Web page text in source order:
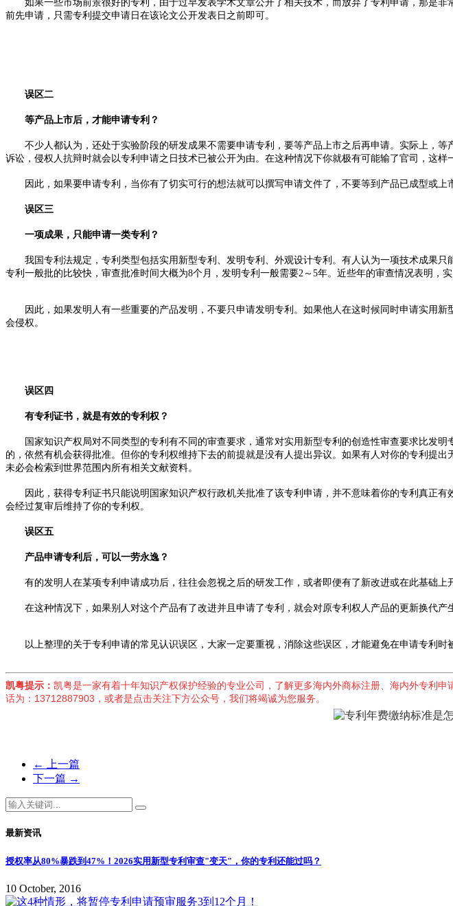
如果一些市场前景很好的专利，由于过早发表学术文章公开了相关技术，而放弃了专利申请，那是非
前先申请，只需专利提交申请日在该论文公开发表日之前即可。
误区二
等产品上市后，才能申请专利？
不少人都认为，还处于实验阶段的研发成果不需要申请专利，要等产品上市之后再申请。实际上，等
诉讼，侵权人抗辩时就会以专利申请之日技术已被公开为由。在这种情况下你就极有可能输了官司，这样
因此，如果要申请专利，当你有了切实可行的想法就可以撰写申请文件了，不要等到产品已成型或上
误区三
一项成果，只能申请一类专利？
我国专利法规定，专利类型包括实用新型专利、发明专利、外观设计专利。有人认为一项技术成果只
专利一般批的比较快，审查批准时间大概为8个月，发明专利一般需要2～5年。近些年的审查情况表明，
因此，如果发明人有一些重要的产品发明，不要只申请发明专利。如果他人在这时候同时申请实用新
会侵权。
误区四
有专利证书，就是有效的专利权？
国家知识产权局对不同类型的专利有不同的审查要求，通常对实用新型专利的创造性审查要求比发明
的，依然有机会获得批准。但你的专利权维持下去的前提就是没有人提出异议。如果有人对你的专利提
未必会检索到世界范围内所有相关文献资料。
因此，获得专利证书只能说明国家知识产权行政机关批准了该专利申请，并不意味着你的专利真正有
会经过复审后维持了你的专利权。
误区五
产品申请专利后，可以一劳永逸？
有的发明人在某项专利申请成功后，往往会忽视之后的研发工作，或者即便有了新改进或在此基础上
在这种情况下，如果别人对这个产品有了改进并且申请了专利，就会对原专利权人产品的更新换代产
以上整理的关于专利申请的常见认识误区，大家一定要重视，消除这些误区，才能避免在申请专利时
凯粤提示： 凯粤是一家有着十年知识产权保护经验的专业公司，了解更多海内外商标注册、海内外专利
话为：13712887903，或者是点击关注下方公众号，我们将竭诚为您服务。
←
上一篇
下一篇 →
最新资讯
授权率从80%暴跌到47%！2026实用新型专利审查"变天"，你的专利还能过吗？
10 October, 2016